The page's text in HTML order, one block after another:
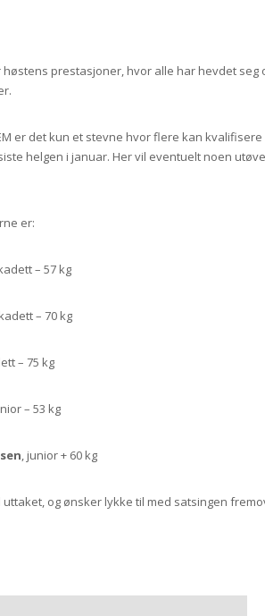
prestasjoner, hvor alle har hevdet seg
er det kun et stevne hvor flere kan kvalifisere
helgen i januar. Her vil eventuelt noen
er:
– 57 kg
– 70 kg
– 75 kg
– 53 kg
, junior + 60 kg
og ønsker lykke til med satsingen